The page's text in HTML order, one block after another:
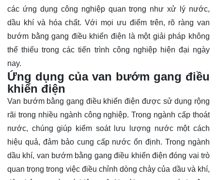
các ứng dụng công nghiệp quan trọng như xử lý nước,
dầu khí và hóa chất. Với mọi ưu điểm trên, rõ ràng van
bướm bằng gang điều khiển điện là một giải pháp không
thể thiếu trong các tiến trình công nghiệp hiện đại ngày
nay.
Ứng dụng của van bướm gang điều
khiển điện
Van bướm bằng gang điều khiển điện được sử dụng rộng
rãi trong nhiều ngành công nghiệp. Trong ngành cấp thoát
nước, chúng giúp kiểm soát lưu lượng nước một cách
hiệu quả, đảm bảo cung cấp nước ổn định. Trong ngành
dầu khí, van bướm bằng gang điều khiển điện đóng vai trò
quan trọng trong việc điều chỉnh dòng chảy của dầu và khí,